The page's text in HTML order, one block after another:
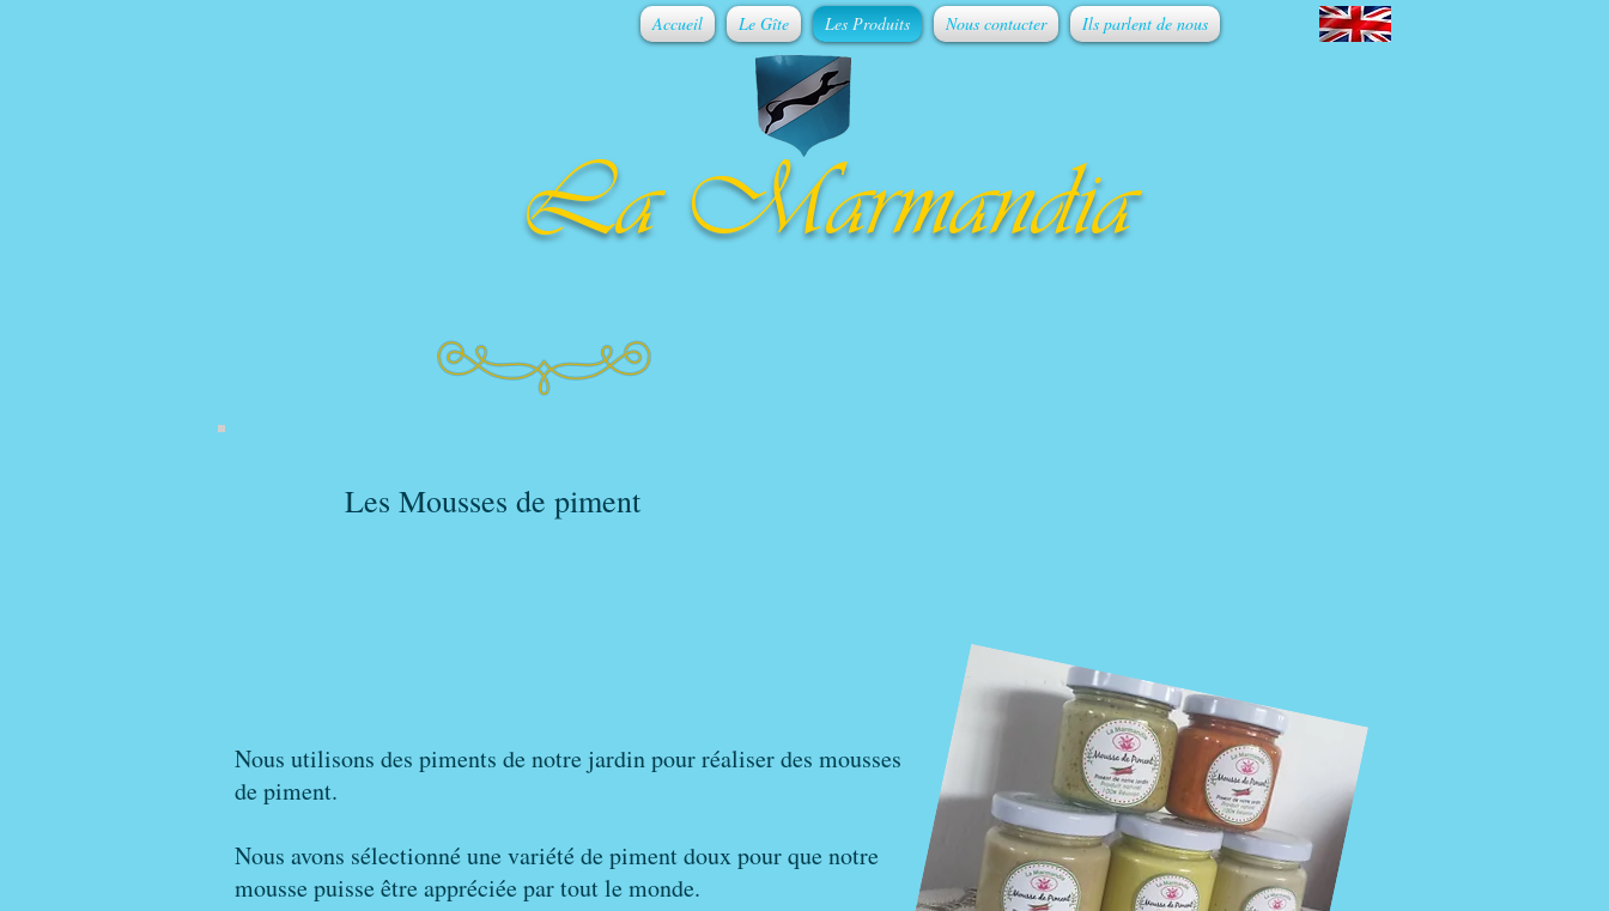
Accueil Le Gîte Les Produits Nous contacter Ils parlent de nous
La Marmandia
Les Mousses de piment
Nous utilisons des piments de notre jardin pour réaliser des mousses
de piment.
Nous avons sélectionné une variété de piment doux pour que notre
mousse puisse être appréciée par tout le monde.